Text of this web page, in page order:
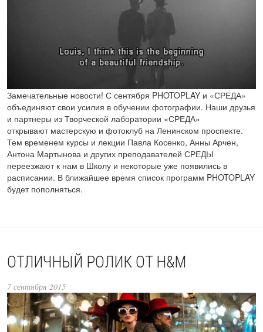
Замечательные новости! С сентября PHOTOPLAY и «СРЕДА»
объединяют свои усилия в обучении фотографии. Наши друзья
и партнеры из Творческой лаборатории «СРЕДА»
открывают мастерскую и фотоклуб на Ленинском проспекте.
Тем временем курсы и лекции Павла Косенко, Анны Арчен,
Антона Мартынова и других преподавателей СРЕДЫ
переезжают к нам в Школу и некоторые уже появились в
расписании. В ближайшее время список программ PHOTOPLAY
будет пополняться.
ОТЛИЧНЫЙ РОЛИК ОТ H&M
7 сентября 2015